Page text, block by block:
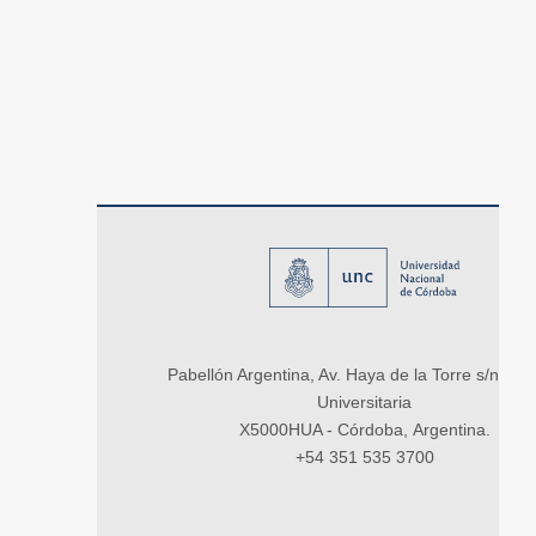
Pabellón Argentina, Av. Haya de la Torre s/n,
Universitaria
X5000HUA - Córdoba, Argentina.
+54 351 535 3700